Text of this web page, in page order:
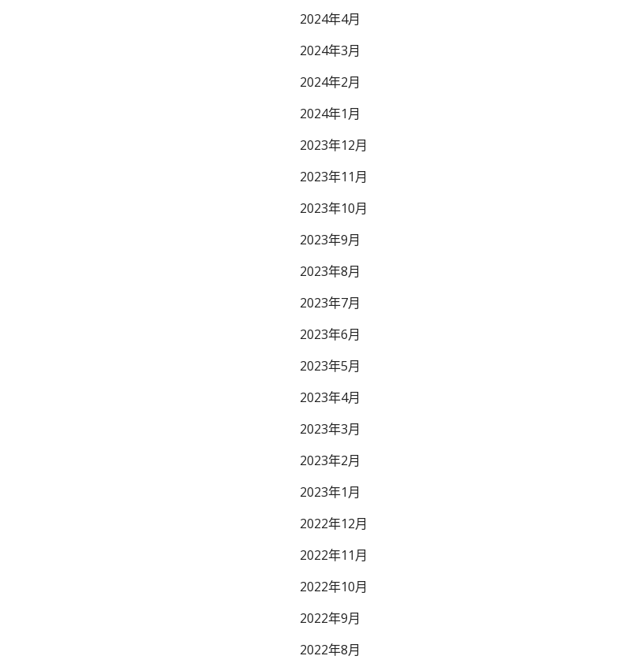
2024年4月
2024年3月
2024年2月
2024年1月
2023年12月
2023年11月
2023年10月
2023年9月
2023年8月
2023年7月
2023年6月
2023年5月
2023年4月
2023年3月
2023年2月
2023年1月
2022年12月
2022年11月
2022年10月
2022年9月
2022年8月